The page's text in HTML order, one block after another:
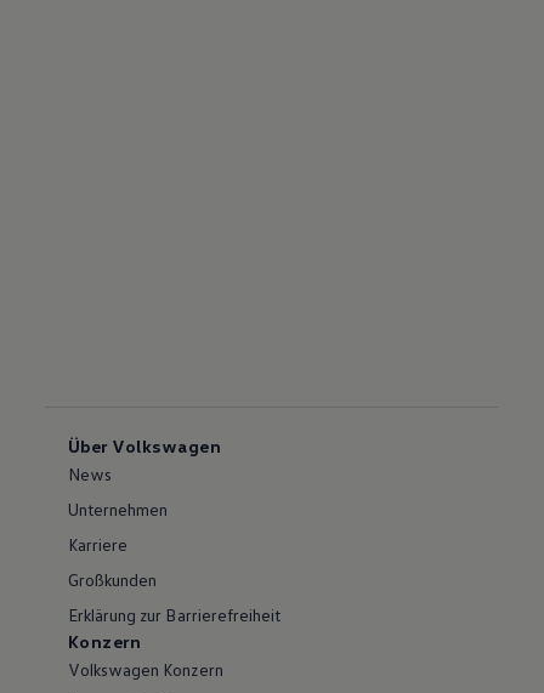
Über Volkswagen
News
Unternehmen
Karriere
Großkunden
Erklärung zur Barrierefreiheit
Konzern
Volkswagen Konzern